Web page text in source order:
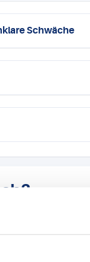
Schwäche
haben, können
ausgefüllt